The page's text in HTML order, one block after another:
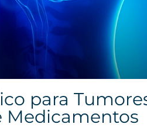
para
Medicamentos